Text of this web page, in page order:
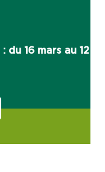
: du 16 mars au 12